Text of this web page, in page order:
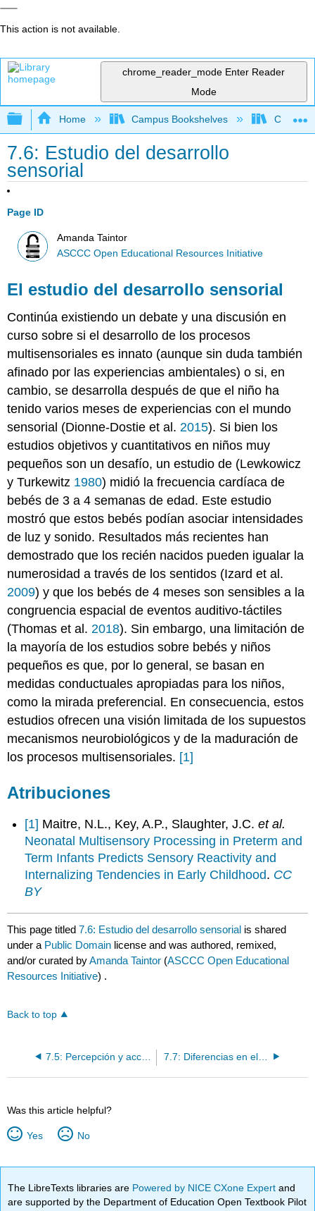
This action is not available.
chrome_reader_mode Enter Reader
Mode
Expand/collapse global hierarchy
Home Campus Bookshelves Cerro
7.6: Estudio del desarrollo
sensorial
Page ID
Amanda Taintor
ASCCC Open Educational Resources Initiative
El estudio del desarrollo sensorial
Continúa existiendo un debate y una discusión en
curso sobre si el desarrollo de los procesos
multisensoriales es innato (aunque sin duda también
afinado por las experiencias ambientales) o si, en
cambio, se desarrolla después de que el niño ha
tenido varios meses de experiencias con el mundo
sensorial (Dionne-Dostie et al.2015). Si bien los
estudios objetivos y cuantitativos en niños muy
pequeños son un desafío, un estudio de (Lewkowicz
y Turkewitz 1980) midió la frecuencia cardíaca de
bebés de 3 a 4 semanas de edad. Este estudio
mostró que estos bebés podían asociar intensidades
de luz y sonido. Resultados más recientes han
demostrado que los recién nacidos pueden igualar la
numerosidad a través de los sentidos (Izard et al.
2009) y que los bebés de 4 meses son sensibles a la
congruencia espacial de eventos auditivo-táctiles
(Thomas et al.2018). Sin embargo, una limitación de
la mayoría de los estudios sobre bebés y niños
pequeños es que, por lo general, se basan en
medidas conductuales apropiadas para los niños,
como la mirada preferencial. En consecuencia, estos
estudios ofrecen una visión limitada de los supuestos
mecanismos neurobiológicos y de la maduración de
los procesos multisensoriales. [1]
Atribuciones
[1] Maitre, N.L., Key, A.P., Slaughter, J.C.et al.
Neonatal Multisensory Processing in Preterm and
Term Infants Predicts Sensory Reactivity and
Internalizing Tendencies in Early Childhood. CC
BY
This page titled7.6: Estudio del desarrollo sensorial is shared
under a Public Domain license and was authored, remixed,
and/or curated byAmanda Taintor (ASCCC Open Educational
Resources Initiative) .
Back to top
7.5: Percepción y acción 7.7: Diferencias en el procesamiento sensorial
Was this article helpful?
Yes No
The LibreTexts libraries are Powered by NICE CXone Expertand
are supported by the Department of Education Open Textbook Pilot